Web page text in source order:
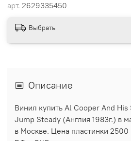
арт. 2629335450
Выбрать
Описание
Винил купить Al Cooper And
Jump Steady (Англия 1983г.) в
в Москве. Цена пластинки 2500